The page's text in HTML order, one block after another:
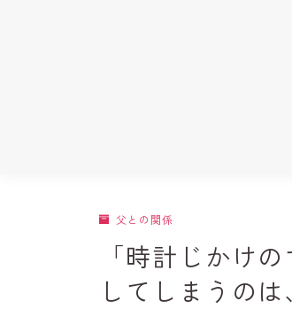
父との関係
「時計じかけ
してしまうの